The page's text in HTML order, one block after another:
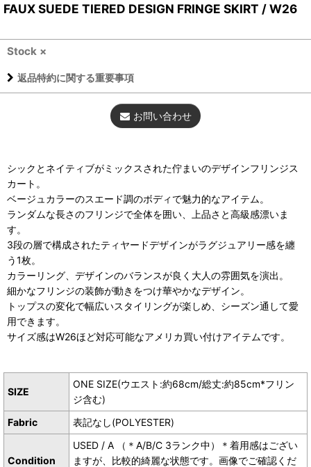
FAUX SUEDE TIERED DESIGN FRINGE SKIRT / W26
Stock ×
返品特約に関する重要事項
お問い合わせ
シックとネイティブがミックスされた佇まいのデザインフリンジス
カート。
ベージュカラーのスエード調のボディで魅力的なアイテム。
ランダムな長さのフリンジで全体を囲い、上品さと高級感漂いま
す。
3段の層で構成されたティヤードデザインがラグジュアリー感を纏
う1枚。
カラーリング、デザインのバランスが良く大人の雰囲気を演出。
細かなフリンジの装飾が動きをつけ華やかなデザイン。
トップスの変化で幅広いスタイリングが楽しめ、シーズン通して愛
用できます。
サイズ感はW26ほど対応可能なアメリカ買い付けアイテムです。
SIZE
ONE SIZE(ウエスト:約68cm/総丈:約85cm*フリン
ジ含む)
Fabric
表記なし(POLYESTER)
Condition
USED / A （＊A/B/C 3ランク中）＊着用感はござい
ますが、比較的綺麗な状態です。画像でご確認くだ